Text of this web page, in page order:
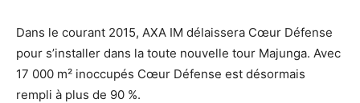
Dans le courant 2015, AXA IM délaissera Cœur Défense
pour s’installer dans la toute nouvelle tour Majunga. Avec
17 000 m² inoccupés Cœur Défense est désormais
rempli à plus de 90 %.